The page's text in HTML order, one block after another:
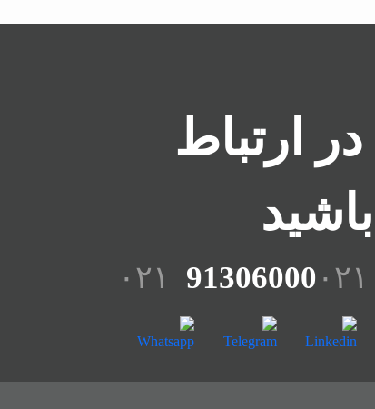
در ارتباط
باشید
۰۲۱ ۰۲۱ 91306000